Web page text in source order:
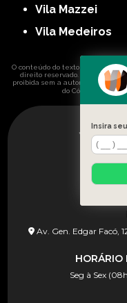
Vila Mazzei
Vila Medeiros
O conteúdo do texto " Loja de
direito reservado. Sua
proibida sem a autorização do
do Código Penal –
Av. Gen. Edgar Facó,
HORÁRIO
Seg à Sex
Insira